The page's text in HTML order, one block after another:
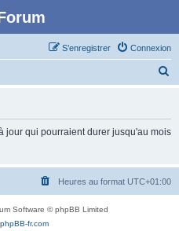
Connexion
S’enregistrer
c
jour qui pourraient durer jusqu'au mois
Heures au format UTC+01:00
Software © phpBB Limited
phpBB-fr.com